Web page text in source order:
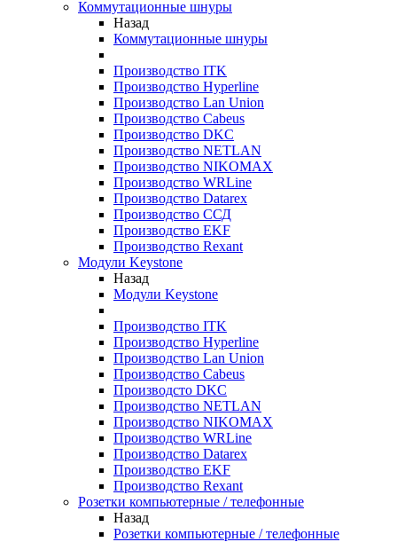
Коммутационные шнуры
Назад
Коммутационные шнуры
Производство ITK
Производство Hyperline
Производство Lan Union
Производство Cabeus
Производство DKC
Производство NETLAN
Производство NIKOMAX
Производство WRLine
Производство Datarex
Производство ССД
Производство EKF
Производство Rexant
Модули Keystone
Назад
Модули Keystone
Производство ITK
Производство Hyperline
Производство Lan Union
Производство Cabeus
Производсто DKC
Производство NETLAN
Производство NIKOMAX
Производство WRLine
Производство Datarex
Производство EKF
Производство Rexant
Розетки компьютерные / телефонные
Назад
Розетки компьютерные / телефонные